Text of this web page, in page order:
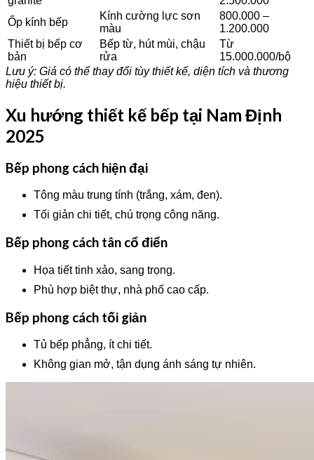
Ốp kính bếp
Kính cường lực sơn
màu
800.000 –
1.200.000
Thiết bị bếp cơ
bản
Bếp từ, hút mùi, chậu
rửa
Từ
15.000.000/bộ
Lưu ý: Giá có thể thay đổi tùy thiết kế, diện tích và thương
hiệu thiết bị.
Xu hướng thiết kế bếp tại Nam Định
2025
Bếp phong cách hiện đại
Tông màu trung tính (trắng, xám, đen).
Tối giản chi tiết, chú trọng công năng.
Bếp phong cách tân cổ điển
Họa tiết tinh xảo, sang trọng.
Phù hợp biệt thự, nhà phố cao cấp.
Bếp phong cách tối giản
Tủ bếp phẳng, ít chi tiết.
Không gian mở, tận dụng ánh sáng tự nhiên.